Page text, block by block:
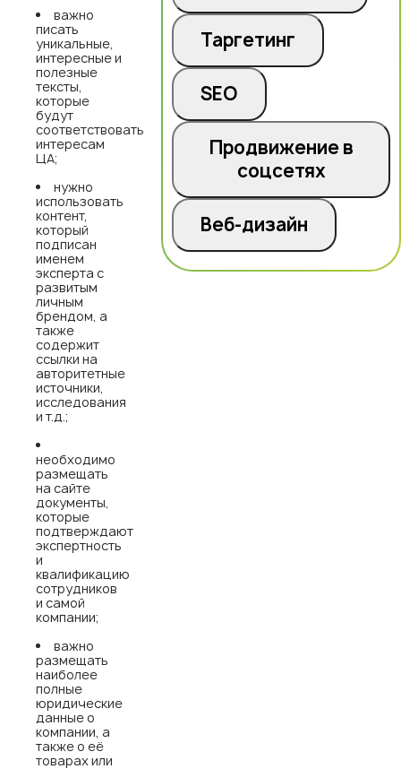
Таргетинг
SEO
Продвижение в
соцсетях
Веб-дизайн
важно
писать
уникальные,
интересные и
полезные
тексты,
которые
будут
соответствовать
интересам
ЦА;
нужно
использовать
контент,
который
подписан
именем
эксперта с
развитым
личным
брендом, а
также
содержит
ссылки на
авторитетные
источники,
исследования
и т.д.;
необходимо
размещать
на сайте
документы,
которые
подтверждают
экспертность
и
квалификацию
сотрудников
и самой
компании;
важно
размещать
наиболее
полные
юридические
данные о
компании, а
также о её
товарах или